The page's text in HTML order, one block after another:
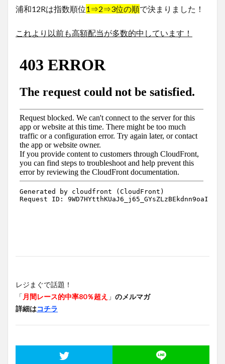
浦和12Rは指数順位1⇒2⇒3位の順で決まりました！
これより以前も高額配当が多数的中しています！
レジまぐで話題！
「 月間レース的中率80％超え 」 のメルマガ
詳細はコチラ